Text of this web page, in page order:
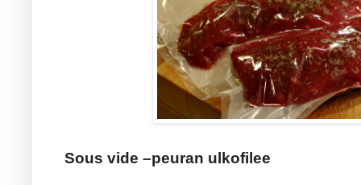
Sous vide –peuran ulkofilee